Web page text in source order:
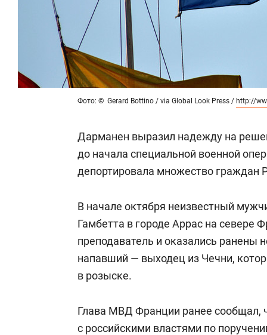
Фото: © Gerard Bottino / via Global Look Press / http://
Дарманен выразил надежду на
до начала специальной военной
депортировала множество граждан
В начале октября неизвестный
Гамбетта в городе Аррас на севере
преподаватель и оказались ранены
напавший — выходец из Чечни,
в розыске.
Глава МВД Франции ранее сообщал,
с российскими властями по